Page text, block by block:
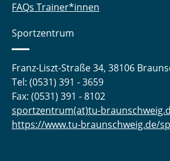
FAQs Trainer*innen
Sportzentrum
Franz-Liszt-Straße 34, 38106
Tel: (0531) 391 - 3659
Fax: (0531) 391 - 8102
sportzentrum(at)tu-
https://www.tu-braunschweig.de/